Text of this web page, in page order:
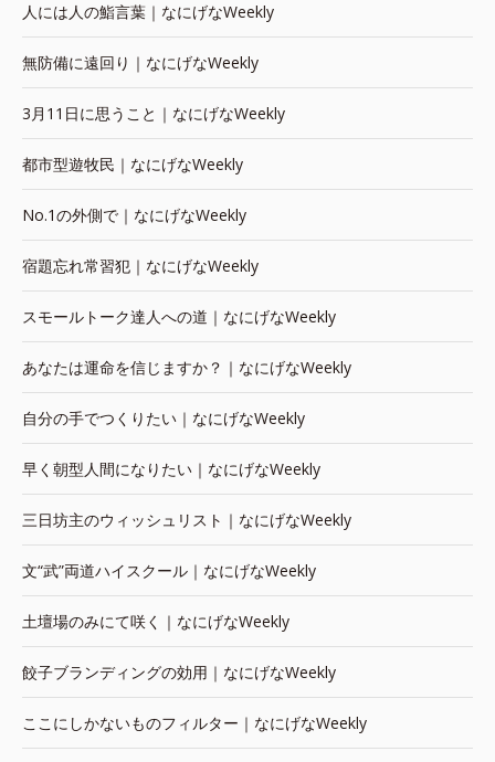
人には人の鮨言葉｜なにげなWeekly
無防備に遠回り｜なにげなWeekly
3月11日に思うこと｜なにげなWeekly
都市型遊牧民｜なにげなWeekly
No.1の外側で｜なにげなWeekly
宿題忘れ常習犯｜なにげなWeekly
スモールトーク達人への道｜なにげなWeekly
あなたは運命を信じますか？｜なにげなWeekly
自分の手でつくりたい｜なにげなWeekly
早く朝型人間になりたい｜なにげなWeekly
三日坊主のウィッシュリスト｜なにげなWeekly
文“武”両道ハイスクール｜なにげなWeekly
土壇場のみにて咲く｜なにげなWeekly
餃子ブランディングの効用｜なにげなWeekly
ここにしかないものフィルター｜なにげなWeekly